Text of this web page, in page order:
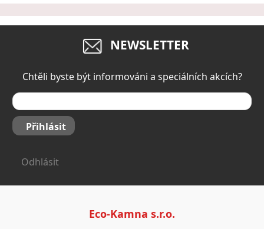
NEWSLETTER
Chtěli byste být informováni a speciálních akcích?
Přihlásit
Odhlásit
Eco-Kamna s.r.o.